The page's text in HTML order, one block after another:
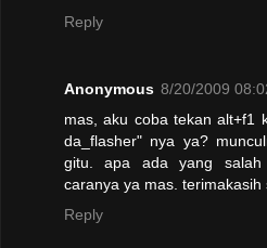
Reply
Anonymous 8/20/2009
mas, aku coba tekan alt+f1
da_flasher" nya ya?
gitu. apa ada yang salah
caranya ya mas. terimakasih
Reply